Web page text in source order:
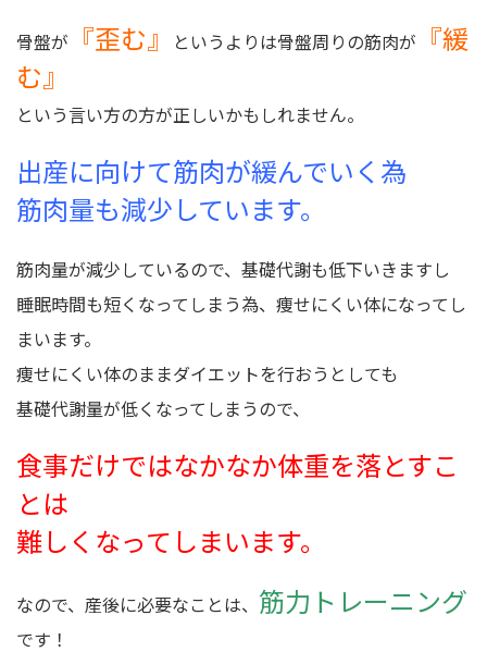
骨盤が 『歪む』 というよりは骨盤周りの筋肉が
『緩
む』
という言い方の方が正しいかもしれません。
出産に向けて筋肉が緩んでいく為
筋肉量も減少しています。
筋肉量が減少しているので、基礎代謝も低下いきますし
睡眠時間も短くなってしまう為、痩せにくい体になってし
まいます。
痩せにくい体のままダイエットを行おうとしても
基礎代謝量が低くなってしまうので、
食事だけではなかなか体重を落とすこ
とは
難しくなってしまいます。
なので、産後に必要なことは、 筋力トレーニング
です！